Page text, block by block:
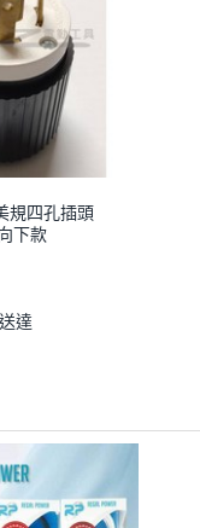
規四孔插頭
下款
達